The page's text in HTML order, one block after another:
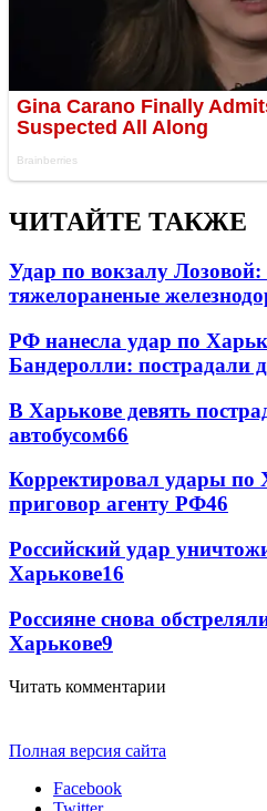
ЧИТАЙТЕ ТАКЖЕ
Удар по вокзалу Лозовой:
тяжелораненые
РФ нанесла удар по
Бандеролли: пострадали
В Харькове девять
автобусом66
Корректировал удары по
приговор агенту РФ46
Российский удар
Харькове16
Россияне снова
Харькове9
Читать комментарии
Полная версия сайта
Facebook